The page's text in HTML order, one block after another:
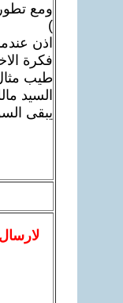
ومع
)
اذن
فكرة
طيب
السيد
يبقى
لا